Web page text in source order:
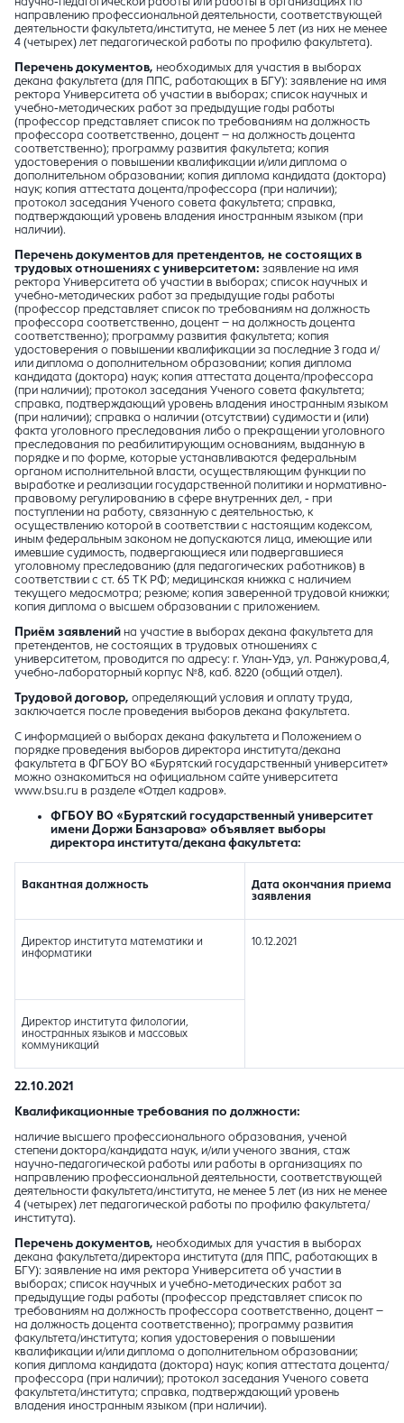
направлению профессиональной деятельности, соответствующей
деятельности факультета/института, не менее 5 лет (из них не менее
4 (четырех) лет педагогической работы по профилю факультета).
Перечень документов, необходимых для участия в выборах
декана факультета (для ППС, работающих в БГУ): заявление на имя
ректора Университета об участии в выборах; список научных и
учебно-методических работ за предыдущие годы работы
(профессор представляет список по требованиям на должность
профессора соответственно, доцент – на должность доцента
соответственно); программу развития факультета; копия
удостоверения о повышении квалификации и/или диплома о
дополнительном образовании; копия диплома кандидата (доктора)
наук; копия аттестата доцента/профессора (при наличии);
протокол заседания Ученого совета факультета; справка,
подтверждающий уровень владения иностранным языком (при
наличии).
Перечень документов для претендентов, не состоящих в
трудовых отношениях с университетом: заявление на имя
ректора Университета об участии в выборах; список научных и
учебно-методических работ за предыдущие годы работы
(профессор представляет список по требованиям на должность
профессора соответственно, доцент – на должность доцента
соответственно); программу развития факультета; копия
удостоверения о повышении квалификации за последние 3 года и/
или диплома о дополнительном образовании; копия диплома
кандидата (доктора) наук; копия аттестата доцента/профессора
(при наличии); протокол заседания Ученого совета факультета;
справка, подтверждающий уровень владения иностранным языком
(при наличии); справка о наличии (отсутствии) судимости и (или)
факта уголовного преследования либо о прекращении уголовного
преследования по реабилитирующим основаниям, выданную в
порядке и по форме, которые устанавливаются федеральным
органом исполнительной власти, осуществляющим функции по
выработке и реализации государственной политики и нормативно-
правовому регулированию в сфере внутренних дел, - при
поступлении на работу, связанную с деятельностью, к
осуществлению которой в соответствии с настоящим кодексом,
иным федеральным законом не допускаются лица, имеющие или
имевшие судимость, подвергающиеся или подвергавшиеся
уголовному преследованию (для педагогических работников) в
соответствии с ст. 65 ТК РФ; медицинская книжка с наличием
текущего медосмотра; резюме; копия заверенной трудовой книжки;
копия диплома о высшем образовании с приложением.
Приём заявлений на участие в выборах декана факультета для
претендентов, не состоящих в трудовых отношениях с
университетом, проводится по адресу: г. Улан-Удэ, ул. Ранжурова,4,
учебно-лабораторный корпус №8, каб. 8220 (общий отдел).
Трудовой договор, определяющий условия и оплату труда,
заключается после проведения выборов декана факультета.
С информацией о выборах декана факультета и Положением о
порядке проведения выборов директора института/декана
факультета в ФГБОУ ВО «Бурятский государственный университет»
можно ознакомиться на официальном сайте университета
www.bsu.ru в разделе «Отдел кадров».
ФГБОУ ВО «Бурятский государственный университет
имени Доржи Банзарова» объявляет выборы
директора института/декана факультета:
Вакантная должность
Дата окончания приема
заявления
Директор института математики и
информатики
10.12.2021
Директор института филологии,
иностранных языков и массовых
коммуникаций
22.10.2021
Квалификационные требования по должности:
наличие высшего профессионального образования, ученой
степени доктора/кандидата наук, и/или ученого звания, стаж
научно-педагогической работы или работы в организациях по
направлению профессиональной деятельности, соответствующей
деятельности факультета/института, не менее 5 лет (из них не менее
4 (четырех) лет педагогической работы по профилю факультета/
института).
Перечень документов, необходимых для участия в выборах
декана факультета/директора института (для ППС, работающих в
БГУ): заявление на имя ректора Университета об участии в
выборах; список научных и учебно-методических работ за
предыдущие годы работы (профессор представляет список по
требованиям на должность профессора соответственно, доцент –
на должность доцента соответственно); программу развития
факультета/института; копия удостоверения о повышении
квалификации и/или диплома о дополнительном образовании;
копия диплома кандидата (доктора) наук; копия аттестата доцента/
профессора (при наличии); протокол заседания Ученого совета
факультета/института; справка, подтверждающий уровень
владения иностранным языком (при наличии).